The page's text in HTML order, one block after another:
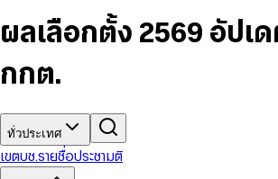
7
8
5
6
8
9
6
7
9
5
6
8
9
9
ผลเลือกตั้ง 2569 อัปเ
กกต.
ทั่วประเทศ
เขตบช.รายชื่อประชามติ